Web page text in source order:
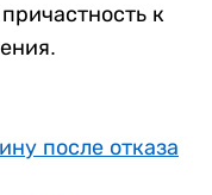
к
после отказа